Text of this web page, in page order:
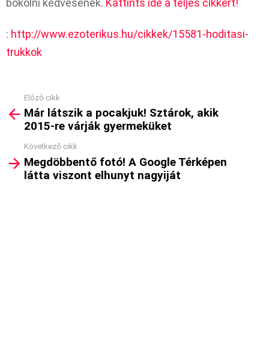
bókolni kedvesének. Kattints ide a teljes cikkért!
: http://www.ezoterikus.hu/cikkek/15581-hoditasi-
trukkok
more
Előző cikk
Már látszik a pocakjuk! Sztárok, akik
2015-re várják gyermeküket
Következő cikk
Megdöbbentő fotó! A Google Térképen
látta viszont elhunyt nagyiját